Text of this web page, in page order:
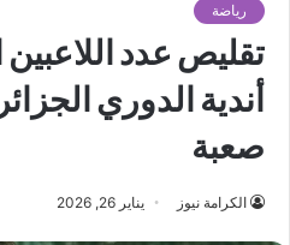
رياضة
تقليص عدد
أندية الدوري
صعبة
الكرامة نيوز يناير 26, 2026